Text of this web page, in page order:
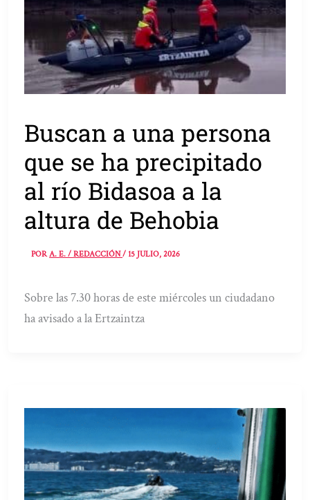
Buscan a una persona
que se ha precipitado
al río Bidasoa a la
altura de Behobia
PORA. E. / REDACCIÓN/15 JULIO, 2026
Sobre las 7.30 horas de este miércoles un ciudadano
ha avisado a la Ertzaintza